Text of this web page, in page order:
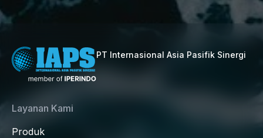
PT Internasional Asia Pasifik Sinergi
Layanan Kami
Produk